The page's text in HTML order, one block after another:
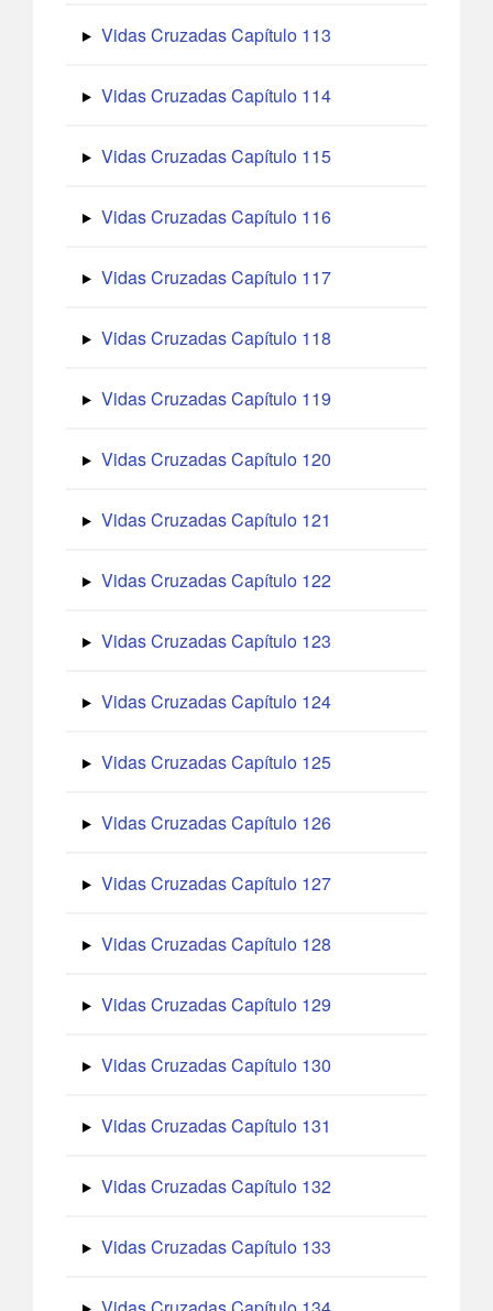
Vidas Cruzadas Capítulo 113
Vidas Cruzadas Capítulo 114
Vidas Cruzadas Capítulo 115
Vidas Cruzadas Capítulo 116
Vidas Cruzadas Capítulo 117
Vidas Cruzadas Capítulo 118
Vidas Cruzadas Capítulo 119
Vidas Cruzadas Capítulo 120
Vidas Cruzadas Capítulo 121
Vidas Cruzadas Capítulo 122
Vidas Cruzadas Capítulo 123
Vidas Cruzadas Capítulo 124
Vidas Cruzadas Capítulo 125
Vidas Cruzadas Capítulo 126
Vidas Cruzadas Capítulo 127
Vidas Cruzadas Capítulo 128
Vidas Cruzadas Capítulo 129
Vidas Cruzadas Capítulo 130
Vidas Cruzadas Capítulo 131
Vidas Cruzadas Capítulo 132
Vidas Cruzadas Capítulo 133